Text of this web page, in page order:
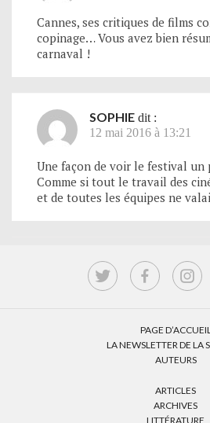
Cannes, ses critiques de films
copinage… Vous avez bien
carnaval !
SOPHIE dit :
12 mai 2016 à 13:21
Une façon de voir le festival
Comme si tout le travail des
et de toutes les équipes ne
PAGE D’ACCUEIL
LA NEWSLETTER DE LA
AUTEURS
ARTICLES
ARCHIVES
LITTÉRATURE